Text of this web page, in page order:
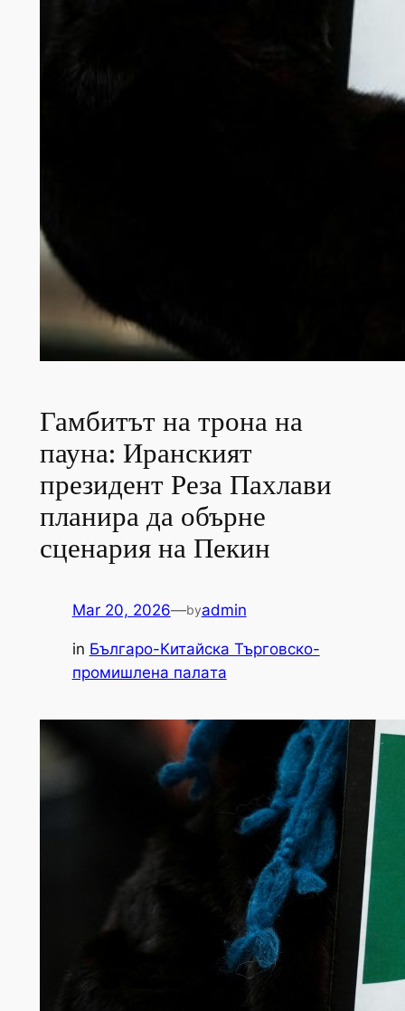
Гамбитът на трона на
пауна: Иранският
президент Реза Пахлави
планира да обърне
сценария на Пекин
Mar 20, 2026—byadmin
in Българо-Китайска Търговско-
промишлена палaта